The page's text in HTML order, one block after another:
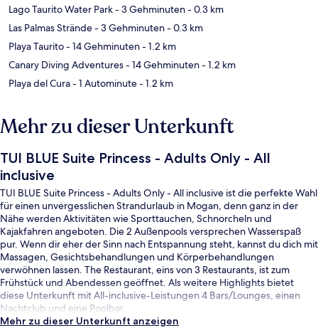
Lago Taurito Water Park- 3 Gehminuten- 0.3 km
Las Palmas Strände- 3 Gehminuten- 0.3 km
Playa Taurito- 14 Gehminuten- 1.2 km
Canary Diving Adventures- 14 Gehminuten- 1.2 km
Playa del Cura- 1 Autominute- 1.2 km
Mehr zu dieser Unterkunft
TUI BLUE Suite Princess - Adults Only - All
inclusive
TUI BLUE Suite Princess - Adults Only - All inclusive ist die perfekte Wahl
für einen unvergesslichen Strandurlaub in Mogan, denn ganz in der
Nähe werden Aktivitäten wie Sporttauchen, Schnorcheln und
Kajakfahren angeboten. Die 2 Außenpools versprechen Wasserspaß
pur. Wenn dir eher der Sinn nach Entspannung steht, kannst du dich mit
Massagen, Gesichtsbehandlungen und Körperbehandlungen
verwöhnen lassen. The Restaurant, eins von 3 Restaurants, ist zum
Frühstück und Abendessen geöffnet. Als weitere Highlights bietet
diese Unterkunft mit All-inclusive-Leistungen 4 Bars/Lounges, einen
Nachtclub und eine Poolbar.
Mehr zu dieser Unterkunft anzeigen